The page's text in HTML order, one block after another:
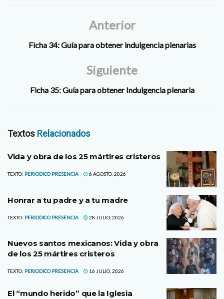
Anterior
Ficha 34: Guía para obtener indulgencia plenarias
Siguiente
Ficha 35: Guía para obtener Indulgencia plenaria
Textos Relacionados
Vida y obra de los 25 mártires cristeros
TEXTO: PERIODICO PRESENCIA 6 AGOSTO, 2026
Honrar a tu padre y a tu madre
TEXTO: PERIODICO PRESENCIA 28 JULIO, 2026
Nuevos santos mexicanos: Vida y obra
de los 25 mártires cristeros
TEXTO: PERIODICO PRESENCIA 16 JULIO, 2026
El “mundo herido” que la Iglesia